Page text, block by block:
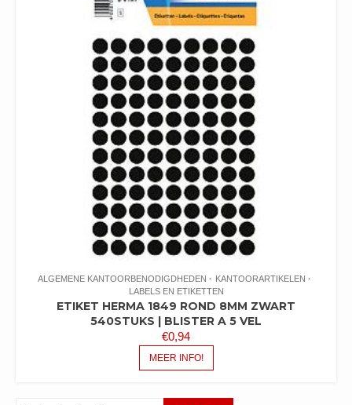
ALGEMENE KANTOORBENODIGDHEDEN
KANTOORARTIKELEN
LABELS EN ETIKETTEN
ETIKET HERMA 1849 ROND 8MM ZWART
540STUKS | BLISTER A 5 VEL
€0,94
MEER INFO!